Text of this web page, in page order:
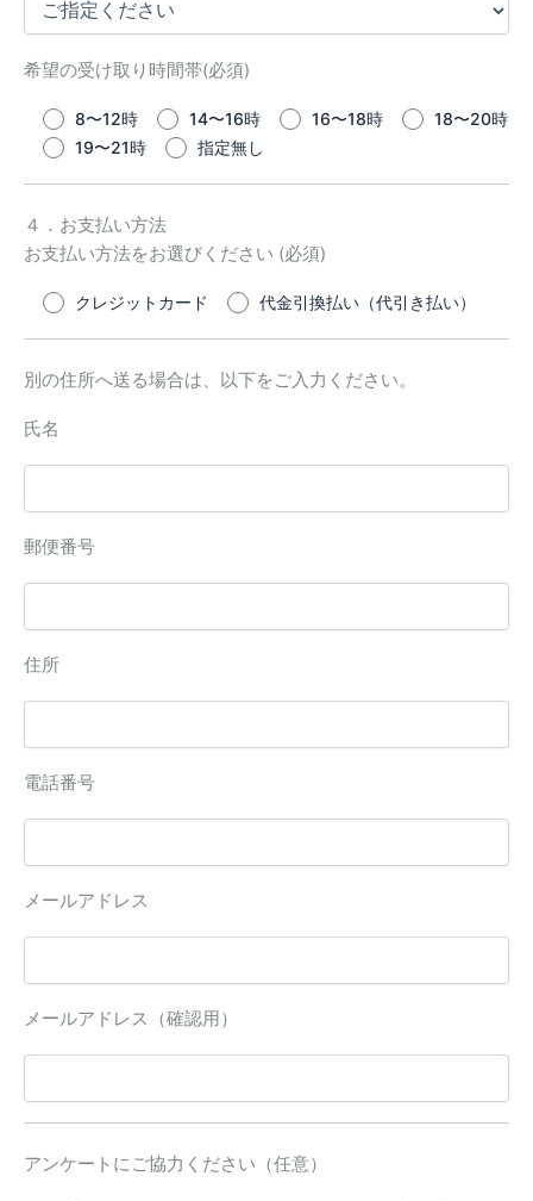
希望の受け取り時間帯(必須)
8〜12時 14〜16時 16〜18時
18〜20時
19〜21時
指定無し
４．お支払い方法
お支払い方法をお選びください (必須)
クレジットカード 代金引換払い（代引き払い）
別の住所へ送る場合は、以下をご入力ください。
氏名
郵便番号
住所
電話番号
メールアドレス
メールアドレス（確認用）
アンケートにご協力ください（任意）